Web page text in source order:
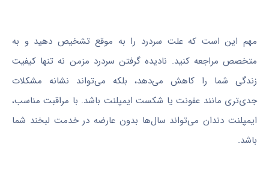
مهم این است که علت سردرد را به موقع تشخیص دهید و به
متخصص مراجعه کنید. نادیده گرفتن سردرد مزمن نه تنها کیفیت
زندگی شما را کاهش می‌دهد، بلکه می‌تواند نشانه مشکلات
جدی‌تری مانند عفونت یا شکست ایمپلنت باشد. با مراقبت مناسب،
ایمپلنت دندان می‌تواند سال‌ها بدون عارضه در خدمت لبخند شما
باشد.